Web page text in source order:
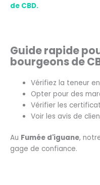
de CBD.
Guide rapide
bourgeons de
Vérifiez la teneur
Opter pour des
Vérifier les
Voir les avis de
Au Fumée d'iguane,
gage de confiance.